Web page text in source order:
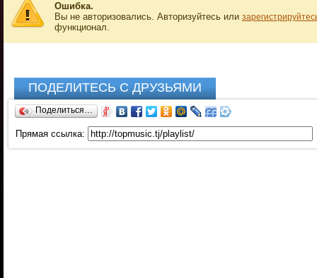
Ошибка.
Вы не авторизовались. Авторизуйтесь или
функционал.
ПОДЕЛИТЕСЬ С ДРУЗЬЯМИ
Поделиться…
Прямая ссылка: